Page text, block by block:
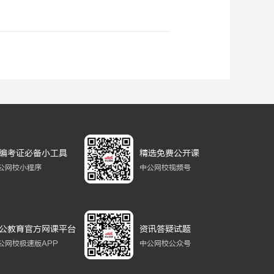
考证必备小工具
网校小程序
精选免费公开课
中公网校视频号
教育官方网课平台
网校极速版APP
资讯答疑试题
中公网校公众号